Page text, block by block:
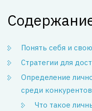
Понять себя и
Стратегии для
Определение
среди конкурентов
Что такое